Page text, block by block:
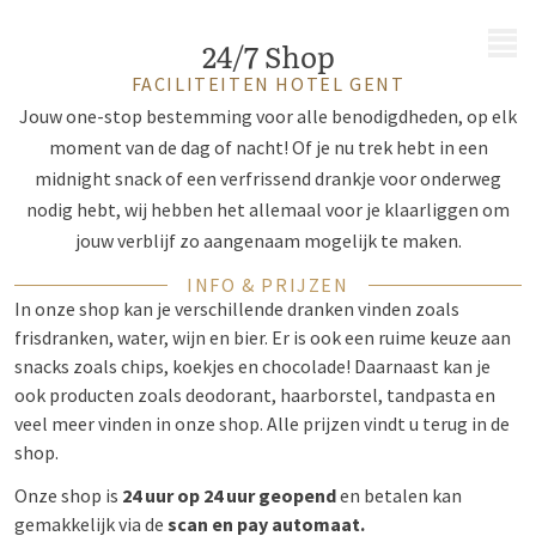
24/7 Shop
FACILITEITEN HOTEL GENT
Jouw one-stop bestemming voor alle benodigdheden, op elk
moment van de dag of nacht! Of je nu trek hebt in een
midnight snack of een verfrissend drankje voor onderweg
nodig hebt, wij hebben het allemaal voor je klaarliggen om
jouw verblijf zo aangenaam mogelijk te maken.
INFO & PRIJZEN
In onze shop kan je verschillende dranken vinden zoals
frisdranken, water, wijn en bier. Er is ook een ruime keuze aan
snacks zoals chips, koekjes en chocolade! Daarnaast kan je
ook producten zoals deodorant, haarborstel, tandpasta en
veel meer vinden in onze shop. Alle prijzen vindt u terug in de
shop.
Onze shop is 24 uur op 24 uur geopenden betalen kan
gemakkelijk via de scan en pay automaat.